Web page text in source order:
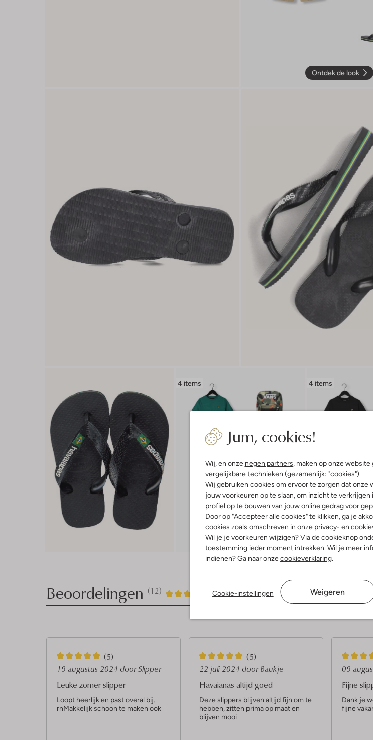
Jum, cookies!
Wij, en onze negen partners, maken op onze
vergelijkbare technieken (gezamenlijk: "cookies").
Wij gebruiken cookies om ervoor te zorgen dat onze
jouw voorkeuren op te slaan, om inzicht te
profiel op te bouwen van jouw online gedrag voor
Door op "Accepteer alle cookies" te klikken, ga je
cookies zoals omschreven in onze privacy- en
Wil je je voorkeuren wijzigen? Via de cookieknop
toestemming ieder moment intrekken. Wil je meer
indienen? Ga naar onzecookieverklaring.
Cookie-instellingen Weigeren
Ontdek de look
4 items
Ontdek de look
4 items
Ontdek
Product
Beoordelingen (12) 4/5
12
4
5
S
t
e
r
(5)
19 augustus 2024 door Slipper
Leuke zomer slipper
Loopt heerlijk en past overal bij.
rnMakkelijk schoon te maken ook
5
S
t
e
r
(5)
22 juli 2024 door Baukje
Havaianas altijd goed
Deze slippers blijven altijd fijn om te
hebben, zitten prima op maat en
blijven mooi
4
S
t
e
r
09
Fijne
Dank je
fijne